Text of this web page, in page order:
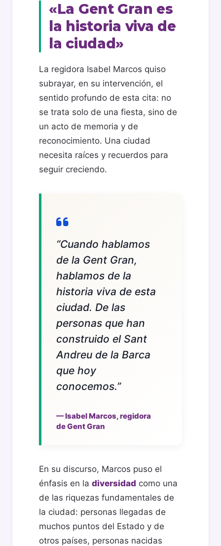
«La Gent Gran es
la historia viva de
la ciudad»
La regidora Isabel Marcos quiso
subrayar, en su intervención, el
sentido profundo de esta cita: no
se trata solo de una fiesta, sino de
un acto de memoria y de
reconocimiento. Una ciudad
necesita raíces y recuerdos para
seguir creciendo.
“Cuando hablamos
de la Gent Gran,
hablamos de la
historia viva de esta
ciudad. De las
personas que han
construido el Sant
Andreu de la Barca
que hoy
conocemos.”
— Isabel Marcos, regidora
de Gent Gran
En su discurso, Marcos puso el
énfasis en la diversidad como una
de las riquezas fundamentales de
la ciudad: personas llegadas de
muchos puntos del Estado y de
otros países, personas nacidas